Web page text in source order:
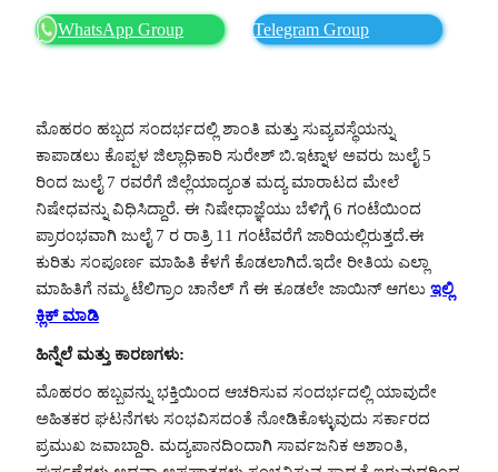
WhatsApp Group Telegram Group
ಮೊಹರಂ ಹಬ್ಬದ ಸಂದರ್ಭದಲ್ಲಿ ಶಾಂತಿ ಮತ್ತು ಸುವ್ಯವಸ್ಥೆಯನ್ನು
ಕಾಪಾಡಲು ಕೊಪ್ಪಳ ಜಿಲ್ಲಾಧಿಕಾರಿ ಸುರೇಶ್ ಬಿ.ಇಟ್ನಾಳ ಅವರು ಜುಲೈ 5
ರಿಂದ ಜುಲೈ 7 ರವರೆಗೆ ಜಿಲ್ಲೆಯಾದ್ಯಂತ ಮದ್ಯ ಮಾರಾಟದ ಮೇಲೆ
ನಿಷೇಧವನ್ನು ವಿಧಿಸಿದ್ದಾರೆ. ಈ ನಿಷೇಧಾಜ್ಞೆಯು ಬೆಳಿಗ್ಗೆ 6 ಗಂಟೆಯಿಂದ
ಪ್ರಾರಂಭವಾಗಿ ಜುಲೈ 7 ರ ರಾತ್ರಿ 11 ಗಂಟೆವರೆಗೆ ಜಾರಿಯಲ್ಲಿರುತ್ತದೆ.ಈ
ಕುರಿತು ಸಂಪೂರ್ಣ ಮಾಹಿತಿ ಕೆಳಗೆ ಕೊಡಲಾಗಿದೆ.ಇದೇ ರೀತಿಯ ಎಲ್ಲಾ
ಮಾಹಿತಿಗೆ ನಮ್ಮ ಟೆಲಿಗ್ರಾಂ ಚಾನೆಲ್ ಗೆ ಈ ಕೂಡಲೇ ಜಾಯಿನ್ ಆಗಲು ಇಲ್ಲಿ
ಕ್ಲಿಕ್ ಮಾಡಿ
ಹಿನ್ನೆಲೆ ಮತ್ತು ಕಾರಣಗಳು:
ಮೊಹರಂ ಹಬ್ಬವನ್ನು ಭಕ್ತಿಯಿಂದ ಆಚರಿಸುವ ಸಂದರ್ಭದಲ್ಲಿ ಯಾವುದೇ
ಅಹಿತಕರ ಘಟನೆಗಳು ಸಂಭವಿಸದಂತೆ ನೋಡಿಕೊಳ್ಳುವುದು ಸರ್ಕಾರದ
ಪ್ರಮುಖ ಜವಾಬ್ದಾರಿ. ಮದ್ಯಪಾನದಿಂದಾಗಿ ಸಾರ್ವಜನಿಕ ಅಶಾಂತಿ,